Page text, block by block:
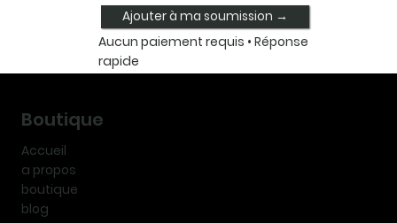
Ajouter à ma soumission →
Aucun paiement requis • Réponse
rapide
Boutique
Accueil
a propos
boutique
blog